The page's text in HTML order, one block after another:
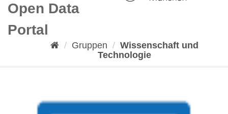
Open Data
Portal
Gruppen
Wissenschaft und
Technologie